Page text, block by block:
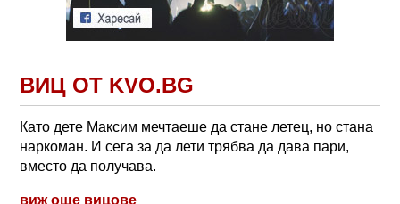
ВИЦ ОТ KVO.BG
Като дете Максим мечтаеше да стане летец, но стана
наркоман. И сега за да лети трябва да дава пари,
вместо да получава.
виж още вицове